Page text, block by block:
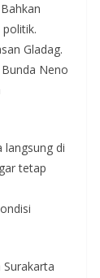
Gladag.
Neno
langsung di
tetap